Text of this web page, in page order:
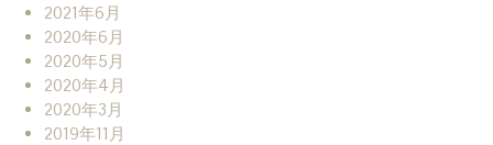
2021年6月
2020年6月
2020年5月
2020年4月
2020年3月
2019年11月